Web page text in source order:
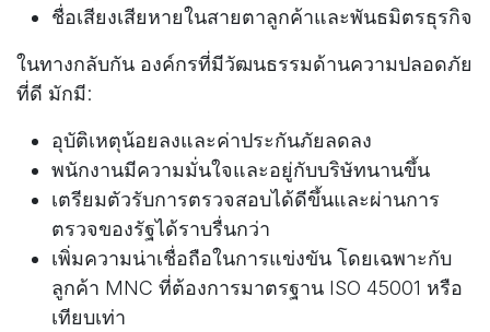
ชื่อเสียงเสียหายในสายตาลูกค้าและพันธมิตรธุรกิจ
ในทางกลับกัน องค์กรที่มีวัฒนธรรมด้านความปลอดภัย
ที่ดี มักมี:
อุบัติเหตุน้อยลงและค่าประกันภัยลดลง
พนักงานมีความมั่นใจและอยู่กับบริษัทนานขึ้น
เตรียมตัวรับการตรวจสอบได้ดีขึ้นและผ่านการ
ตรวจของรัฐได้ราบรื่นกว่า
เพิ่มความน่าเชื่อถือในการแข่งขัน โดยเฉพาะกับ
ลูกค้า MNC ที่ต้องการมาตรฐาน ISO 45001 หรือ
เทียบเท่า